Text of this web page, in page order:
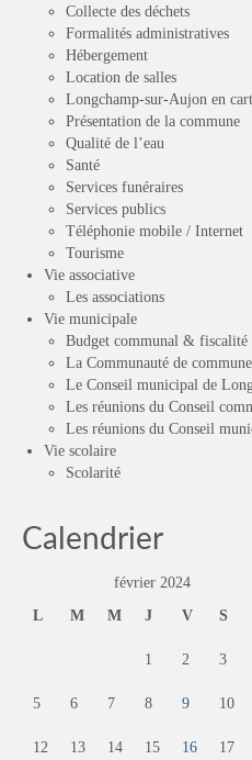
Collecte des déchets
Formalités administratives
Hébergement
Location de salles
Longchamp-sur-Aujon en
Présentation de la commune
Qualité de l’eau
Santé
Services funéraires
Services publics
Téléphonie mobile / Internet
Tourisme
Vie associative
Les associations
Vie municipale
Budget communal & fiscalité
La Communauté de
Le Conseil municipal de
Les réunions du Conseil
Les réunions du Conseil
Vie scolaire
Scolarité
Calendrier
février 2024
L
M M J V S
1 2 3
5 6 7 8 9 10
12 13 14 15 16 17